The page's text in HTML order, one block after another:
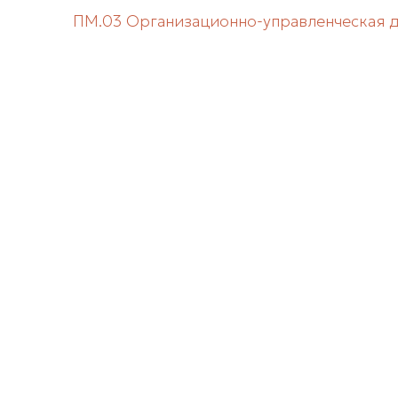
ПМ.03 Организационно-управленческая